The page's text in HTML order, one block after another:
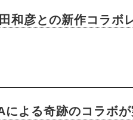
和彦との新作コラ
よる奇跡のコラボ